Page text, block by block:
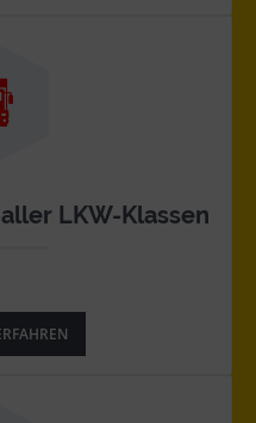
LKW-Klassen